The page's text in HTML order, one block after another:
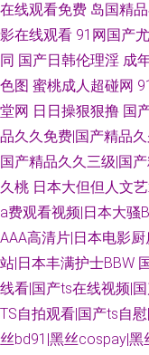
在线观看免费 岛国精
影在线观看 91网国产
同 国产日韩伦理淫 成
色图 蜜桃成人超碰网
堂网 日日操狠狠撸 国
品久久免费|国产精品
国产精品久久三级|国
久桃 日本大但但人文
a费观看视频|日本大骚
AAA高清片|日本电影
站|日本丰满护士BBW
线看|国产ts在线视频|
TS自拍观看|国产ts自
丝bd91|黑丝cospay|黑